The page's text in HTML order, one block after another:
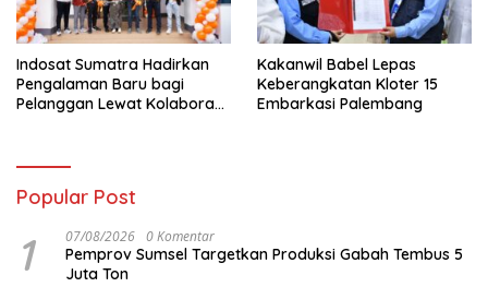
Indosat Sumatra Hadirkan
Pengalaman Baru bagi
Pelanggan Lewat Kolaborasi
Kakanwil Babel Lepas
Keberangkatan Kloter 15
Embarkasi Palembang
Popular Post
1 07/08/2026 0 Komentar
Pemprov Sumsel Targetkan Produksi Gabah Tembus 5
Juta Ton